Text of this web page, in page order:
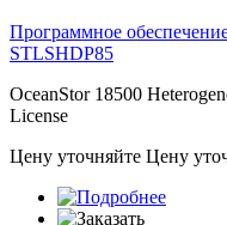
Программное
STLSHDP85
OceanStor 18500
License
Цену уточняйте Цену